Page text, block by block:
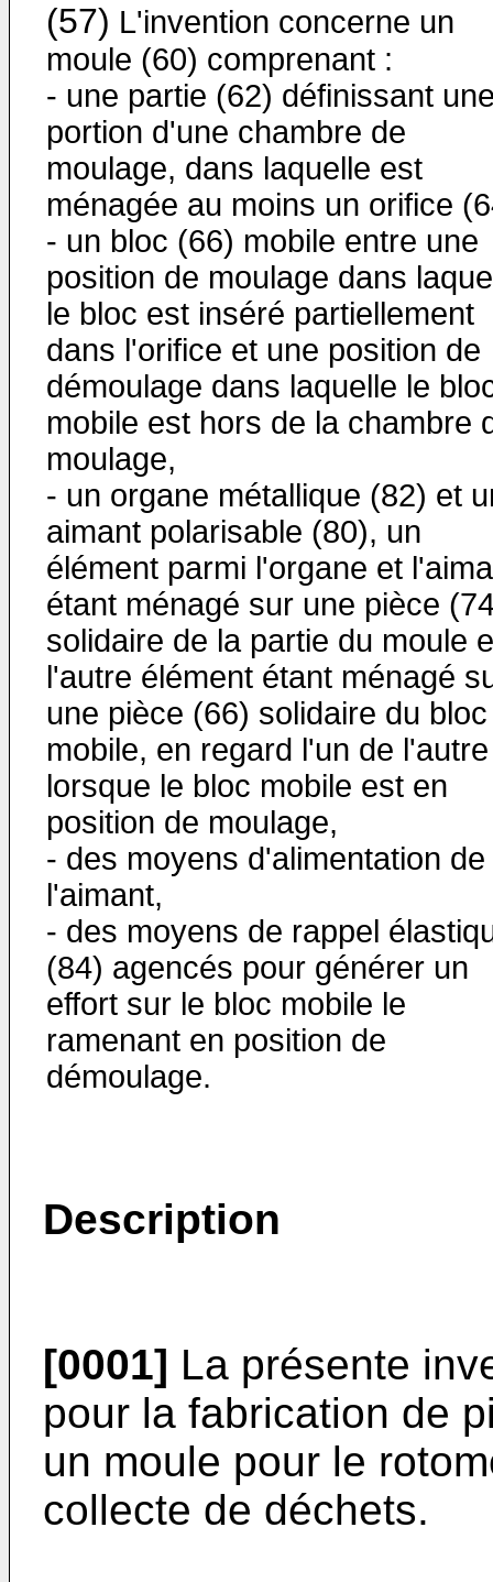
(57) L'invention concerne un
moule (60) comprenant :
- une partie (62) définissant
portion d'une chambre de
moulage, dans laquelle est
ménagée au moins un orifice
- un bloc (66) mobile entre une
position de moulage dans
le bloc est inséré partiellement
dans l'orifice et une position de
démoulage dans laquelle le
mobile est hors de la chambre
moulage,
- un organe métallique (82) et
aimant polarisable (80), un
élément parmi l'organe et
étant ménagé sur une pièce
solidaire de la partie du moule
l'autre élément étant ménagé
une pièce (66) solidaire du bloc
mobile, en regard l'un de l'autre
lorsque le bloc mobile est en
position de moulage,
- des moyens d'alimentation de
l'aimant,
- des moyens de rappel
(84) agencés pour générer un
effort sur le bloc mobile le
ramenant en position de
démoulage.
Description
[0001] La présente
pour la fabrication de
un moule pour le
collecte de déchets.